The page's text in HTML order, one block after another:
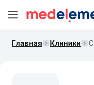
Главная Клиники